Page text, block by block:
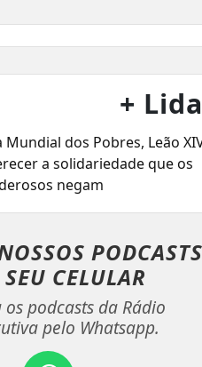
+
Mundial dos Pobres, Leão
a solidariedade que os
negam
PODCASTS
SEU CELULAR
os podcasts da Rádio
pelo Whatsapp.